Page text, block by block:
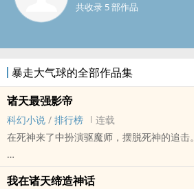
共收录 5 部作品
暴走大气球的全部作品集
诸天最强影帝
科幻小说 / 排行榜
连载
在死神来了中扮演驱魔师，摆脱死神的追击。
我在诸天缔造神话